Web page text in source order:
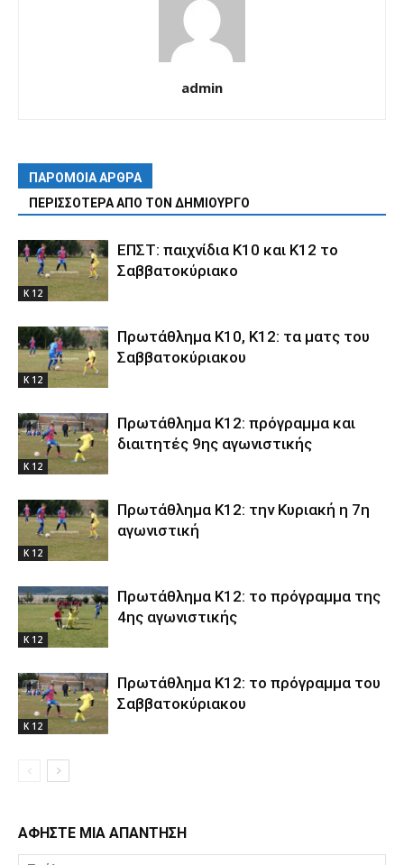
admin
ΠΑΡΟΜΟΙΑ ΑΡΘΡΑ
ΠΕΡΙΣΣΟΤΕΡΑ ΑΠΟ ΤΟΝ ΔΗΜΙΟΥΡΓΟ
Κ 12
ΕΠΣΤ: παιχνίδια Κ10 και Κ12 το
Σαββατοκύριακο
Κ 12
Πρωτάθλημα Κ10, Κ12: τα ματς του
Σαββατοκύριακου
Κ 12
Πρωτάθλημα Κ12: πρόγραμμα και
διαιτητές 9ης αγωνιστικής
Κ 12
Πρωτάθλημα Κ12: την Κυριακή η 7η
αγωνιστική
Κ 12
Πρωτάθλημα Κ12: το πρόγραμμα της
4ης αγωνιστικής
Κ 12
Πρωτάθλημα Κ12: το πρόγραμμα του
Σαββατοκύριακου
ΑΦΗΣΤΕ ΜΙΑ ΑΠΑΝΤΗΣΗ